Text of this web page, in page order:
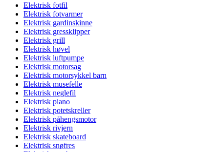
Elektrisk fotfil
Elektrisk fotvarmer
Elektrisk gardinskinne
Elektrisk gressklipper
Elektrisk grill
Elektrisk høvel
Elektrisk luftpumpe
Elektrisk motorsag
Elektrisk motorsykkel barn
Elektrisk musefelle
Elektrisk neglefil
Elektrisk piano
Elektrisk potetskreller
Elektrisk påhengsmotor
Elektrisk rivjern
Elektrisk skateboard
Elektrisk snøfres